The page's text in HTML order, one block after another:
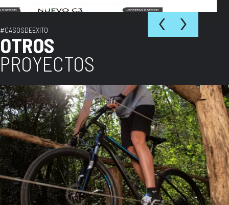
‹ ›
#CASOSDEEXITO
OTROS
PROYECTOS